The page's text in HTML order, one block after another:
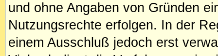
und ohne Angaben von Gründen
Nutzungsrechte erfolgen. In der
einem Ausschluß jedoch erst